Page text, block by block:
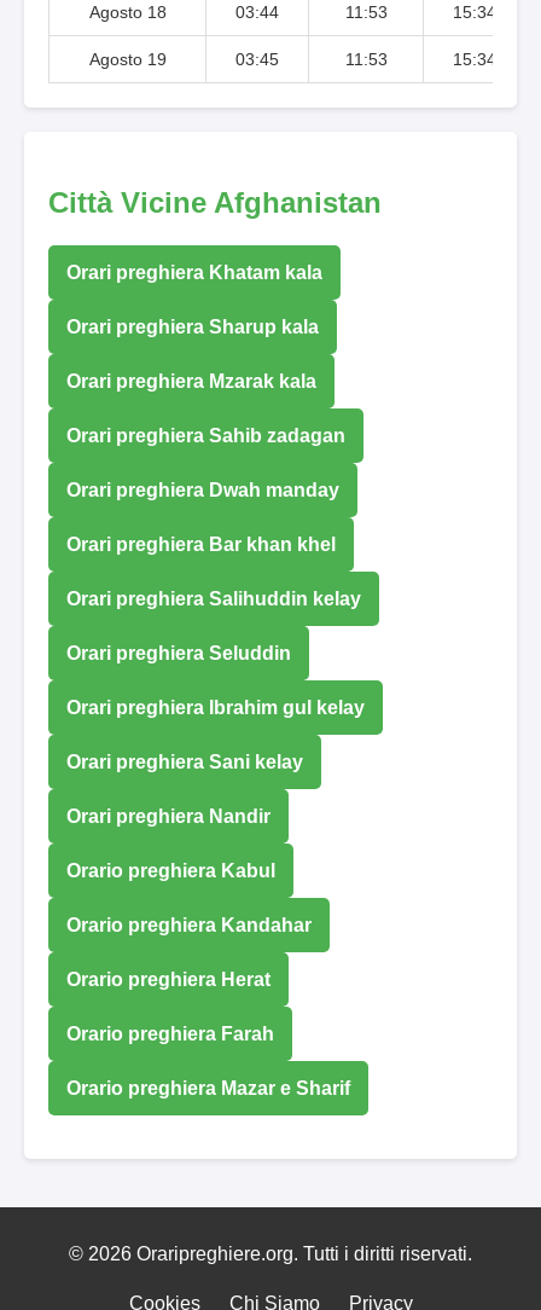
Agosto 18 03:44 11:53 15:34
Agosto 19 03:45 11:53 15:34
Città Vicine Afghanistan
Orari preghiera Khatam kala
Orari preghiera Sharup kala
Orari preghiera Mzarak kala
Orari preghiera Sahib zadagan
Orari preghiera Dwah manday
Orari preghiera Bar khan khel
Orari preghiera Salihuddin kelay
Orari preghiera Seluddin
Orari preghiera Ibrahim gul kelay
Orari preghiera Sani kelay
Orari preghiera Nandir
Orario preghiera Kabul
Orario preghiera Kandahar
Orario preghiera Herat
Orario preghiera Farah
Orario preghiera Mazar e Sharif
© 2026 Oraripreghiere.org. Tutti i diritti riservati.
Cookies Chi Siamo Privacy